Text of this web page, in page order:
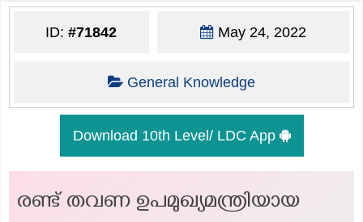
ID:#71842 May 24, 2022
General Knowledge
Download 10th Level/ LDC App
രണ്ട് തവണ ഉപമുഖ്യമന്ത്രിയായ